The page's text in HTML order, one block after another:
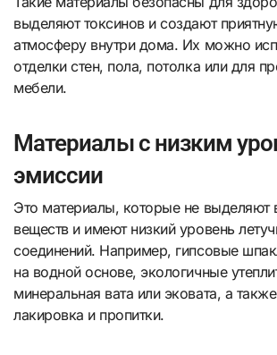
выделяют токсинов и создают
атмосферу внутри дома. Их можно
отделки стен, пола, потолка или для
мебели.
Материалы с низким
эмиссии
Это материалы, которые не выделяют
веществ и имеют низкий уровень
соединений. Например, гипсовые
на водной основе, экологичные
минеральная вата или эковата, а
лакировка и пропитки.